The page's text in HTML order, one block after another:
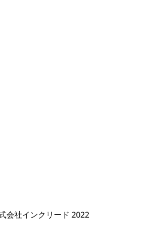
会社インクリード 2022